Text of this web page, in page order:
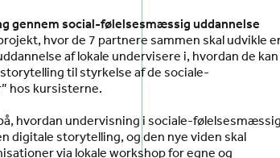
gennem social-følelsesmæssig uddannelse
hvor de 7 partnere sammen skal udvikle
af lokale undervisere i, hvordan de kan
til styrkelse af de sociale-
hos kursisterne.
hvordan undervisning i sociale-
digitale storytelling, og den nye viden skal
via lokale workshop for egne og